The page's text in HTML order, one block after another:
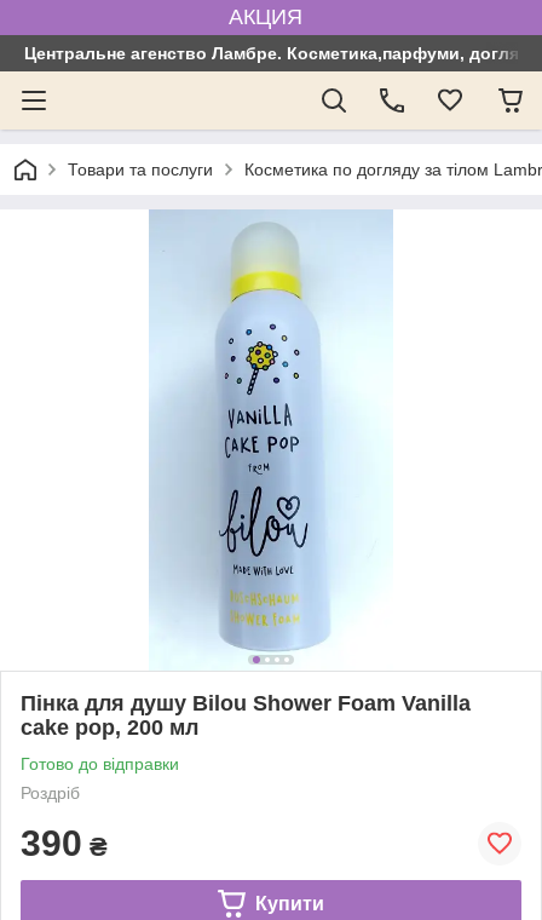
АКЦИЯ
Центральне агенство Ламбре. Косметика,парфуми, догляд
Товари та послуги Косметика по догляду за тілом
Пінка для душу Bilou Shower Foam Vanilla
cake pop, 200 мл
Готово до відправки
Роздріб
390 ₴
Купити